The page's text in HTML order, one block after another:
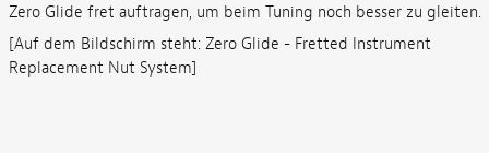
Zero Glide fret auftragen, um beim Tuning noch besser zu gleiten.
[Auf dem Bildschirm steht: Zero Glide - Fretted Instrument
Replacement Nut System]